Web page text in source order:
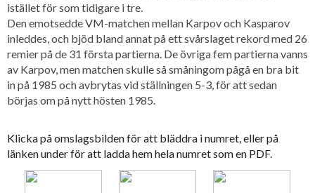
istället för som tidigare i tre.
Den emotsedde VM-matchen mellan Karpov och Kasparov
inleddes, och bjöd bland annat på ett svårslaget rekord med 26
remier på de 31 första partierna. De övriga fem partierna vanns
av Karpov, men matchen skulle så småningom pågå en bra bit
in på 1985 och avbrytas vid ställningen 5-3, för att sedan
börjas om på nytt hösten 1985.
Klicka på omslagsbilden för att bläddra i numret, eller på
länken under för att ladda hem hela numret som en PDF.